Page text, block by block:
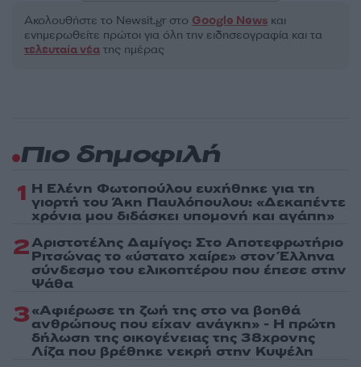
Ακολουθήστε το Νewsit.gr στο Google News και
ενημερωθείτε πρώτοι για όλη την ειδησεογραφία και τα
τελευταία νέα της ημέρας
Πιο δημοφιλή
1 Η Ελένη Φωτοπούλου ευχήθηκε για τη
γιορτή του Άκη Παυλόπουλου: «Δεκαπέντε
χρόνια μου διδάσκει υπομονή και αγάπη»
2Αριστοτέλης Δαμίγος: Στο Αποτεφρωτήριο
Ριτσώνας το «ύστατο χαίρε» στον Έλληνα
σύνδεσμο του ελικοπτέρου που έπεσε στην
Ψάθα
3«Αφιέρωσε τη ζωή της στο να βοηθά
ανθρώπους που είχαν ανάγκη» - Η πρώτη
δήλωση της οικογένειας της 38χρονης
Λίζα που βρέθηκε νεκρή στην Κυψέλη